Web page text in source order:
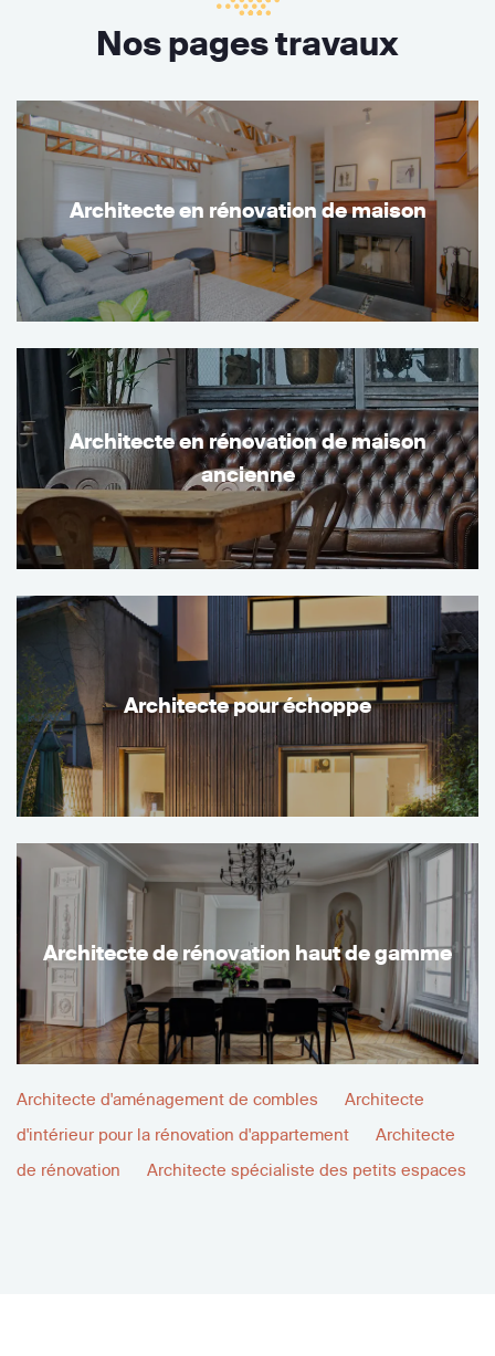
Nos pages travaux
Architecte en rénovation de maison
Architecte en rénovation de maison
ancienne
Architecte pour échoppe
Architecte de rénovation haut de gamme
Architecte d'aménagement de combles
Architecte
d'intérieur pour la rénovation d'appartement
Architecte
de rénovation
Architecte spécialiste des petits espaces